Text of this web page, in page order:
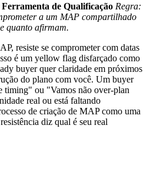
de Qualificação Regra:
a um MAP compartilhado
quanto afirmam.
resiste se comprometer com datas
é um yellow flag disfarçado como
buyer quer claridade em próximos
do plano com você. Um buyer
timing" ou "Vamos não over-plan
real ou está faltando
de criação de MAP como uma
diz qual é seu real